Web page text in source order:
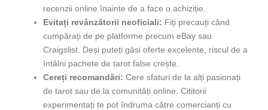
recenzii online înainte de a face o achiziție.
Evitați revânzătorii neoficiali: Fiți precauți când
cumpărați de pe platforme precum eBay sau
Craigslist. Deși puteți găsi oferte excelente, riscul de a
întâlni pachete de tarot false crește.
Cereți recomandări: Cere sfaturi de la alți pasionați
de tarot sau de la comunități online. Cititorii
experimentați te pot îndruma către comercianți cu